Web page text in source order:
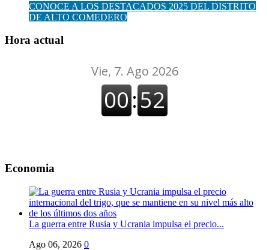
CONOCE A LOS DESTACADOS 2025 DEL DISTRITO
DE ALTO COMEDERO
Hora actual
Economia
La guerra entre Rusia y Ucrania impulsa el precio...
Ago 06, 2026 0